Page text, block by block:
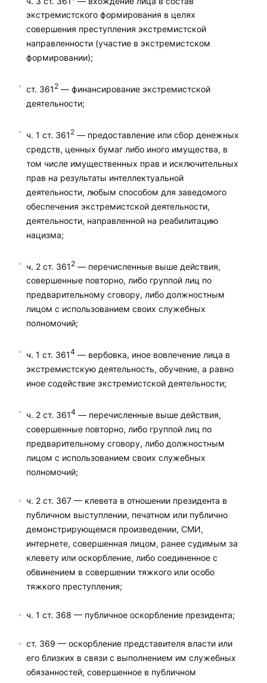
экстремистского формирования в целях
совершения преступления экстремистской
направленности (участие в экстремистском
формировании);
ст. 361 2 — финансирование экстремистской
деятельности;
ч. 1 ст. 361 2 — предоставление или сбор денежных
средств, ценных бумаг либо иного имущества, в
том числе имущественных прав и исключительных
прав на результаты интеллектуальной
деятельности, любым способом для заведомого
обеспечения экстремистской деятельности,
деятельности, направленной на реабилитацию
нацизма;
ч. 2 ст. 361 2 — перечисленные выше действия,
совершенные повторно, либо группой лиц по
предварительному сговору, либо должностным
лицом с использованием своих служебных
полномочий;
ч. 1 ст. 3614 — вербовка, иное вовлечение лица в
экстремистскую деятельность, обучение, а равно
иное содействие экстремистской деятельности;
ч. 2 ст. 3614 — перечисленные выше действия,
совершенные повторно, либо группой лиц по
предварительному сговору, либо должностным
лицом с использованием своих служебных
полномочий;
ч. 2 ст. 367 — клевета в отношении президента в
публичном выступлении, печатном или публично
демонстрирующемся произведении, СМИ,
интернете, совершенная лицом, ранее судимым за
клевету или оскорбление, либо соединенное с
обвинением в совершении тяжкого или особо
тяжкого преступления;
ч. 1 ст. 368 — публичное оскорбление президента;
ст. 369 — оскорбление представителя власти или
его близких в связи с выполнением им служебных
обязанностей, совершенное в публичном